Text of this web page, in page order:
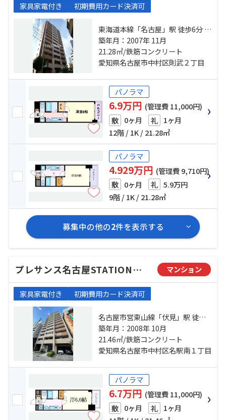
家具家電付き 初期費用カード決済可
東海道本線「名古屋」駅 徒歩6分 名
古屋市営桜通線「太閤通」駅 徒歩8
分 名古屋市営東山線「亀島」駅 徒
歩7分
築年月：2007年 11月
21.28㎡/鉄筋コンクリート
愛知県名古屋市中村区則武２丁目
パノラマ
6.9万円 (管理費 11,000円)
敷 0ヶ月 礼 1ヶ月
12階 / 1K / 21.28㎡
パノラマ
4.929万円 (管理費 9,710円)
敷 0ヶ月 礼 5.9万円
9階 / 1K / 21.28㎡
募集中の他の2件を表示する
プレサンス名古屋STATIONアブソリュート マンション
家具家電付き 初期費用カード決済可
名古屋市営東山線「伏見」駅 徒歩
10分 名古屋市営桜通線「国際セン
ター」駅 徒歩10分 名古屋市営東山
線「名古屋」駅 徒歩15分
築年月：2008年 10月
21.46㎡/鉄筋コンクリート
愛知県名古屋市中村区名駅南１丁目
パノラマ
6.7万円 (管理費 11,000円)
敷 0ヶ月 礼 1ヶ月